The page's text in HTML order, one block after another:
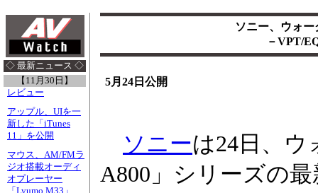
◇ 最新ニュース ◇
【11月30日】
レビュー
アップル、UIを一
新した「iTunes
11」を公開
マウス、AM/FMラ
ジオ搭載オーディ
オプレーヤー
「Lyumo M33」
ソニー、ウォ
－VPT/
5月24日公開
ソニーは24日、ウ
A800」シリーズの